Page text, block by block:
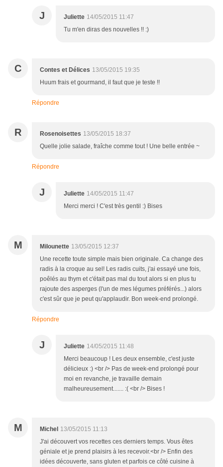
J Juliette 14/05/2015 11:47
Tu m'en diras des nouvelles !! :)
C Contes et Délices 13/05/2015 19:35
Huum frais et gourmand, il faut que je teste !!
Répondre
R Rosenoisettes 13/05/2015 18:37
Quelle jolie salade, fraîche comme tout ! Une belle entrée ~
Répondre
J Juliette 14/05/2015 11:47
Merci merci ! C'est très gentil :) Bises
M Milounette 13/05/2015 12:37
Une recette toute simple mais bien originale. Ca change des
radis à la croque au sel! Les radis cuits, j'ai essayé une fois,
poêlés au thym et c'était pas mal du tout alors si en plus tu
rajoute des asperges (l'un de mes légumes préférés...) alors
c'est sûr que je peut qu'applaudir. Bon week-end prolongé.
Répondre
J Juliette 14/05/2015 11:48
Merci beaucoup ! Les deux ensemble, c'est juste
délicieux :) <br /> Pas de week-end prolongé pour
moi en revanche, je travaille demain
malheureusement....... :( <br /> Bises !
M Michel 13/05/2015 11:13
J'ai découvert vos recettes ces derniers temps. Vous êtes
géniale et je prend plaisirs à les recevoir.<br /> Enfin des
idées découverte, sans gluten et parfois ce côté cuisine à